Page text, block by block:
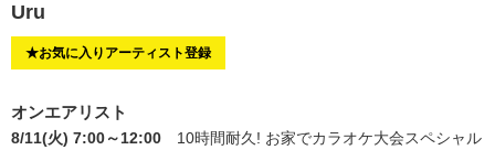
Uru
★お気に入りアーティスト登録
オンエアリスト
8/11(火) 7:00～12:00
10時間耐久! お家でカラオケ大会スペシャル